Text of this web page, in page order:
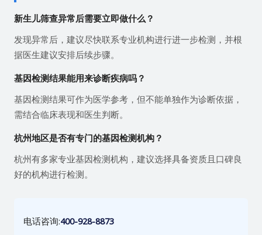
新生儿筛查异常后需要立即做什么？
发现异常后，建议尽快联系专业机构进行进一步检测，并根
据医生建议安排后续步骤。
基因检测结果能用来诊断疾病吗？
基因检测结果可作为医学参考，但不能单独作为诊断依据，
需结合临床表现和医生判断。
杭州地区是否有专门的基因检测机构？
杭州有多家专业基因检测机构，建议选择具备资质且口碑良
好的机构进行检测。
电话咨询:400-928-8873